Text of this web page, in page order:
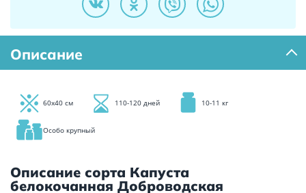
Описание
60х40 см 110-120 дней 10-11 кг
Особо крупный
Описание сорта Капуста
белокочанная Доброводская